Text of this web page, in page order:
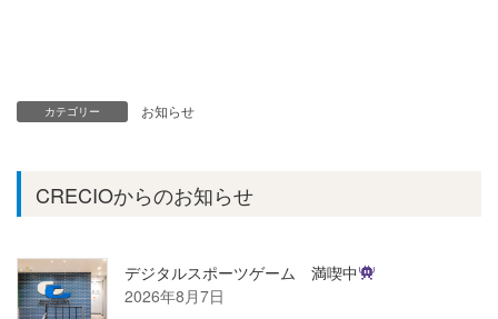
カテゴリー お知らせ
CRECIOからのお知らせ
デジタルスポーツゲーム 満喫中
2026年8月7日